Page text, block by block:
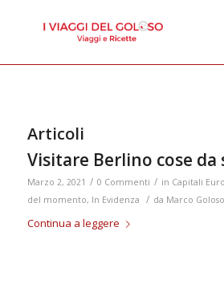
Articoli
Visitare Berlino cose da
Marzo 2, 2021 / 0 Commenti / in Capitali
del momento, In Evidenza / da Marco Goloso
Continua a leggere